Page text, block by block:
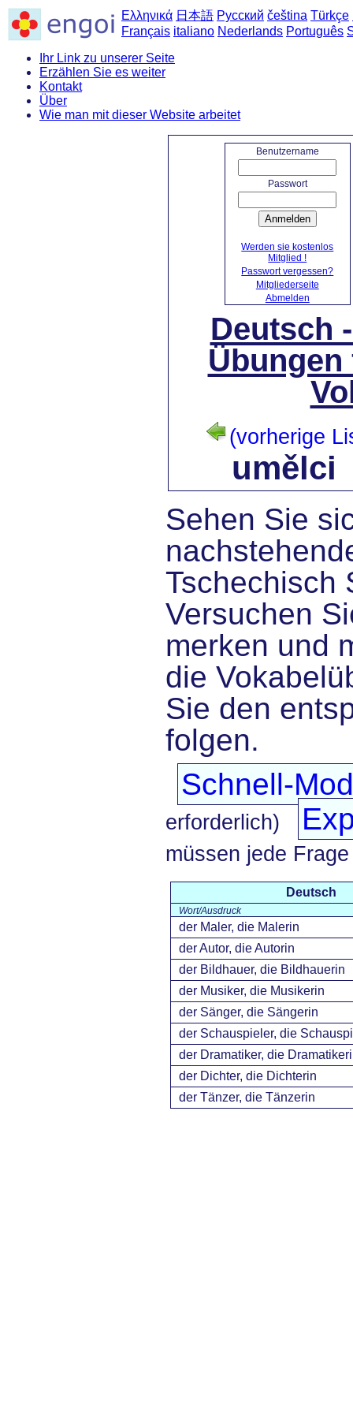
Ελληνικά 日本語 Русский čeština Türkçe
Français italiano Nederlands Português
Ihr Link zu unserer Seite
Erzählen Sie es weiter
Kontakt
Über
Wie man mit dieser Website arbeitet
Benutzername
Passwort
Anmelden
Werden sie kostenlos
Mitglied !
Passwort vergessen?
Mitgliederseite
Abmelden
Deutsch
Übungen
(vorherige
umělci
Sehen Sie
Tschechisch
Versuchen
merken und
die
Sie den
folgen.
Schnell-
erforderlich)
müssen jede
Deutsch
Wort/Ausdruck
der Maler, die Malerin
der Autor, die Autorin
der Bildhauer, die Bildhauerin
der Musiker, die Musikerin
der Sänger, die Sängerin
der Schauspieler, die
der Dramatiker, die
der Dichter, die Dichterin
der Tänzer, die Tänzerin